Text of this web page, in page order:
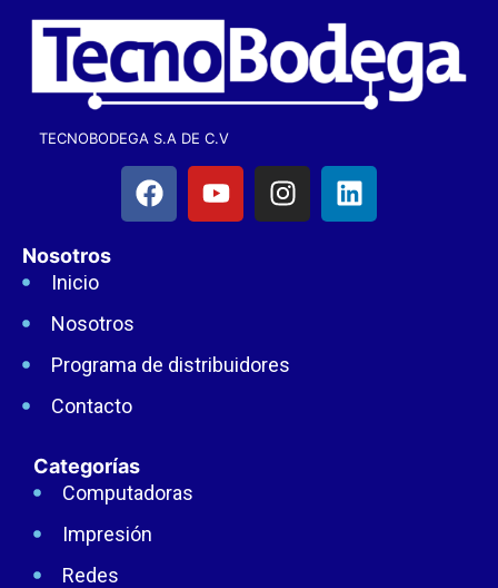
TECNOBODEGA S.A DE C.V
Nosotros
Inicio
Nosotros
Programa de distribuidores
Contacto
Categorías
Computadoras
Impresión
Redes